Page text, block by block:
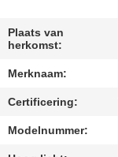
ALLE
GEVALLEN
VR
Plaats van
herkomst:
Merknaam:
Certificering:
Modelnummer: